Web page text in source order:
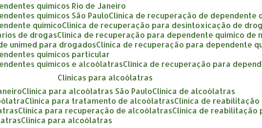
químicos Rio de Janeiro
químicos São Paulo clínica de recuperação de dependente
químico clínica de recuperação para desintoxicação de
de drogas clínica de recuperação para dependente químico de
unimed para drogados clínica de recuperação para dependente
químicos particular
químicos e alcoólatras clínica de recuperação para
clínicas para alcoólatras
clínica para alcoólatras São Paulo clínica de alcoólatras
clínica para tratamento de alcoólatras clínica de
clínica para recuperação de alcoólatras clínica de
clínica para alcoólatras